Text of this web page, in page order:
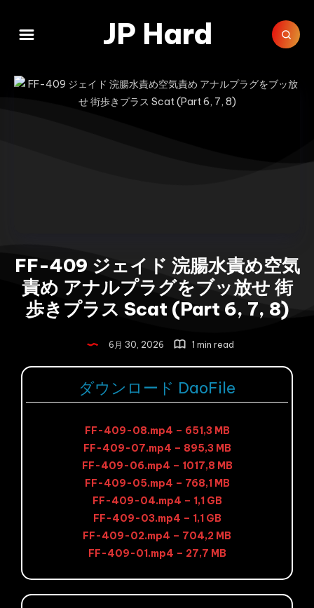
JP Hard
FF-409 ジェイド 浣腸水責め空気
責め アナルプラグをブッ放せ 街
歩きプラス Scat (Part 6, 7, 8)
6月 30, 2026 1 min read
ダウンロード DaoFile
FF-409-08.mp4 – 651,3 MB
FF-409-07.mp4 – 895,3 MB
FF-409-06.mp4 – 1017,8 MB
FF-409-05.mp4 – 768,1 MB
FF-409-04.mp4 – 1,1 GB
FF-409-03.mp4 – 1,1 GB
FF-409-02.mp4 – 704,2 MB
FF-409-01.mp4 – 27,7 MB